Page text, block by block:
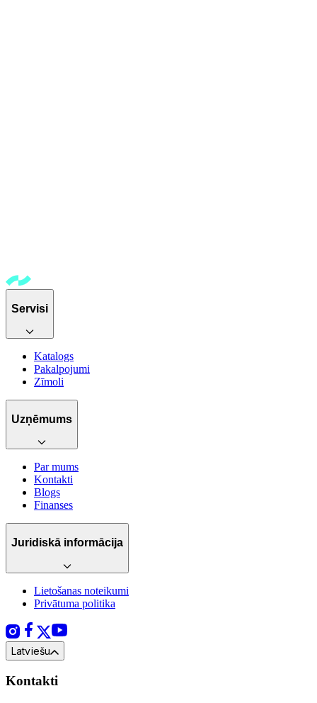
Servisi
Katalogs
Pakalpojumi
Zīmoli
Uzņēmums
Par mums
Kontakti
Blogs
Finanses
Juridiskā informācija
Lietošanas noteikumi
Privātuma politika
Latviešu
Kontakti